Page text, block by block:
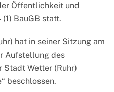
Öffentlichkeit und
(1) BauGB statt.
hat in seiner Sitzung am
Aufstellung des
Stadt Wetter (Ruhr)
beschlossen.